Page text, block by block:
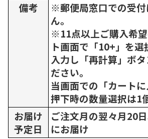
備考
※郵便局窓口での受付
ん。
※11点以上ご購入希
ト画面で「10+」を
入力し「再計算」ボ
ださい。
当画面での「カート
押下時の数量選択は1
お届け
予定日
ご注文月の翌々月20
にお届け